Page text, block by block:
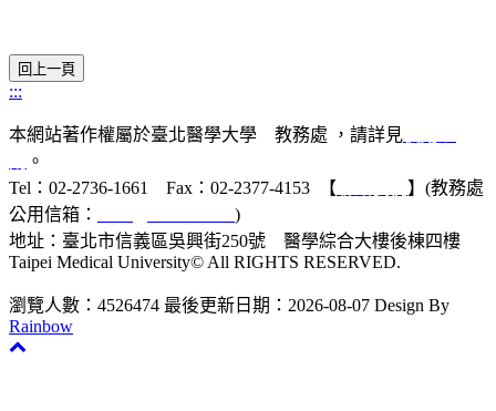
:::
本網站著作權屬於臺北醫學大學 教務處 ，請詳見
。
Tel：02-2736-1661 Fax：02-2377-4153 【
】(教務處
公用信箱：
)
地址：臺北市信義區吳興街250號 醫學綜合大樓後棟四樓
Taipei Medical University© All RIGHTS RESERVED.
瀏覽人數：4526474 最後更新日期：2026-08-07 Design By
Rainbow